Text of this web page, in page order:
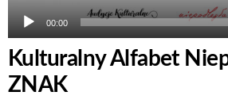
00:00
Kulturalny Alfabet
ZNAK